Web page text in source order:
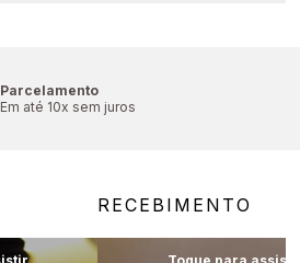
Parcelamento
Em até 10x sem juros
RECEBIMENTO